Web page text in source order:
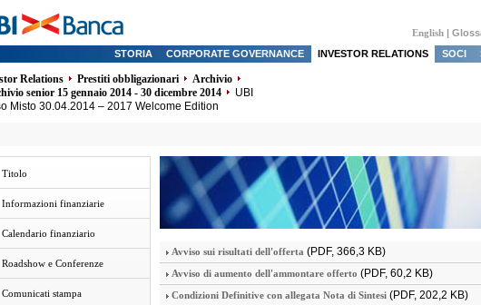
English |
STORIA
CORPORATE GOVERNANCE INVESTOR RELATIONS SOCI
Relations Prestiti obbligazionari
Archivio
senior 15 gennaio 2014 - 30 dicembre 2014
UBI
Misto 30.04.2014 – 2017 Welcome Edition
Titolo
Informazioni finanziarie
Calendario finanziario
Roadshow e Conferenze
Comunicati stampa
Avviso sui risultati dell'offerta (PDF, 366,3 KB)
Avviso di aumento dell'ammontare offerto (PDF, 60,2 KB)
Condizioni Definitive con allegata Nota di Sintesi (PDF, 202,2 KB)